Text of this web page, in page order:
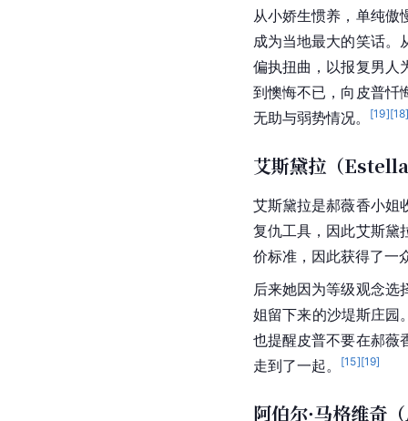
从小娇生惯养，单纯傲
成为当地最大的笑话。
偏执扭曲，以报复男人
到懊悔不已，向皮普忏
无助与弱势情况。
[19][18
艾斯黛拉（
艾斯黛拉是郝薇香小姐
复仇工具，因此艾斯黛
价标准，因此获得了一
后来她因为等级观念选
姐留下来的沙堤斯庄园
也提醒皮普不要在郝薇
走到了一起。
[15][19]
阿伯尔·马格维